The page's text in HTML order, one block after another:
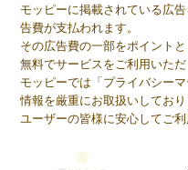
モッピーに掲載されている広
告費が支払われます。
その広告費の一部をポイント
無料でサービスをご利用いただ
モッピーでは「プライバシー
情報を厳重にお取扱いしており
ユーザーの皆様に安心してご